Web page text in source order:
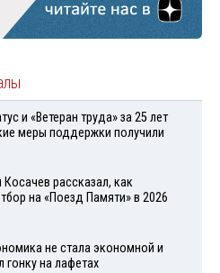
и «Ветеран труда» за 25 лет
меры поддержки получили
Косачев рассказал, как
на «Поезд Памяти» в 2026
не стала экономной и
гонку на лафетах